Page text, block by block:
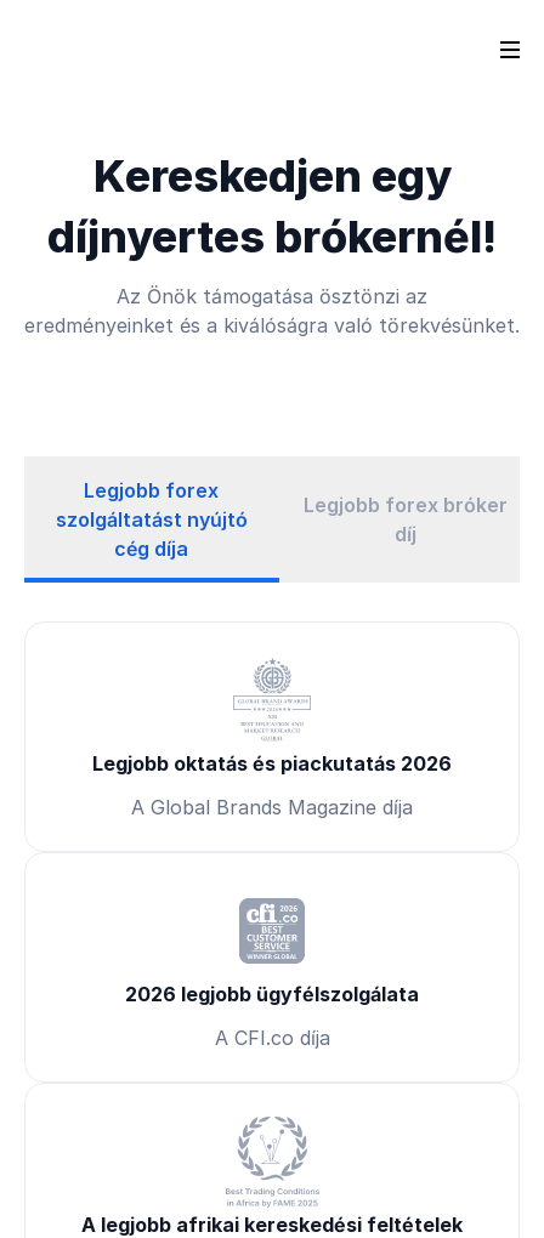
Kereskedjen egy
díjnyertes brókernél!
Az Önök támogatása ösztönzi az
eredményeinket és a kiválóságra való törekvésünket.
Legjobb forex
szolgáltatást nyújtó
cég díja
Legjobb forex bróker
díj
Legjobb oktatás és piackutatás 2026
A Global Brands Magazine díja
2026 legjobb ügyfélszolgálata
A CFI.co díja
A legjobb afrikai kereskedési feltételek